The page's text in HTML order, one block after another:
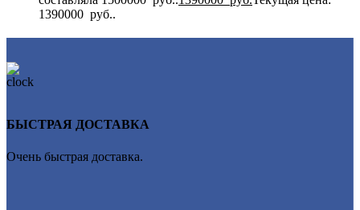
1390000 руб..
БЫСТРАЯ ДОСТАВКА
Очень быстрая доставка.